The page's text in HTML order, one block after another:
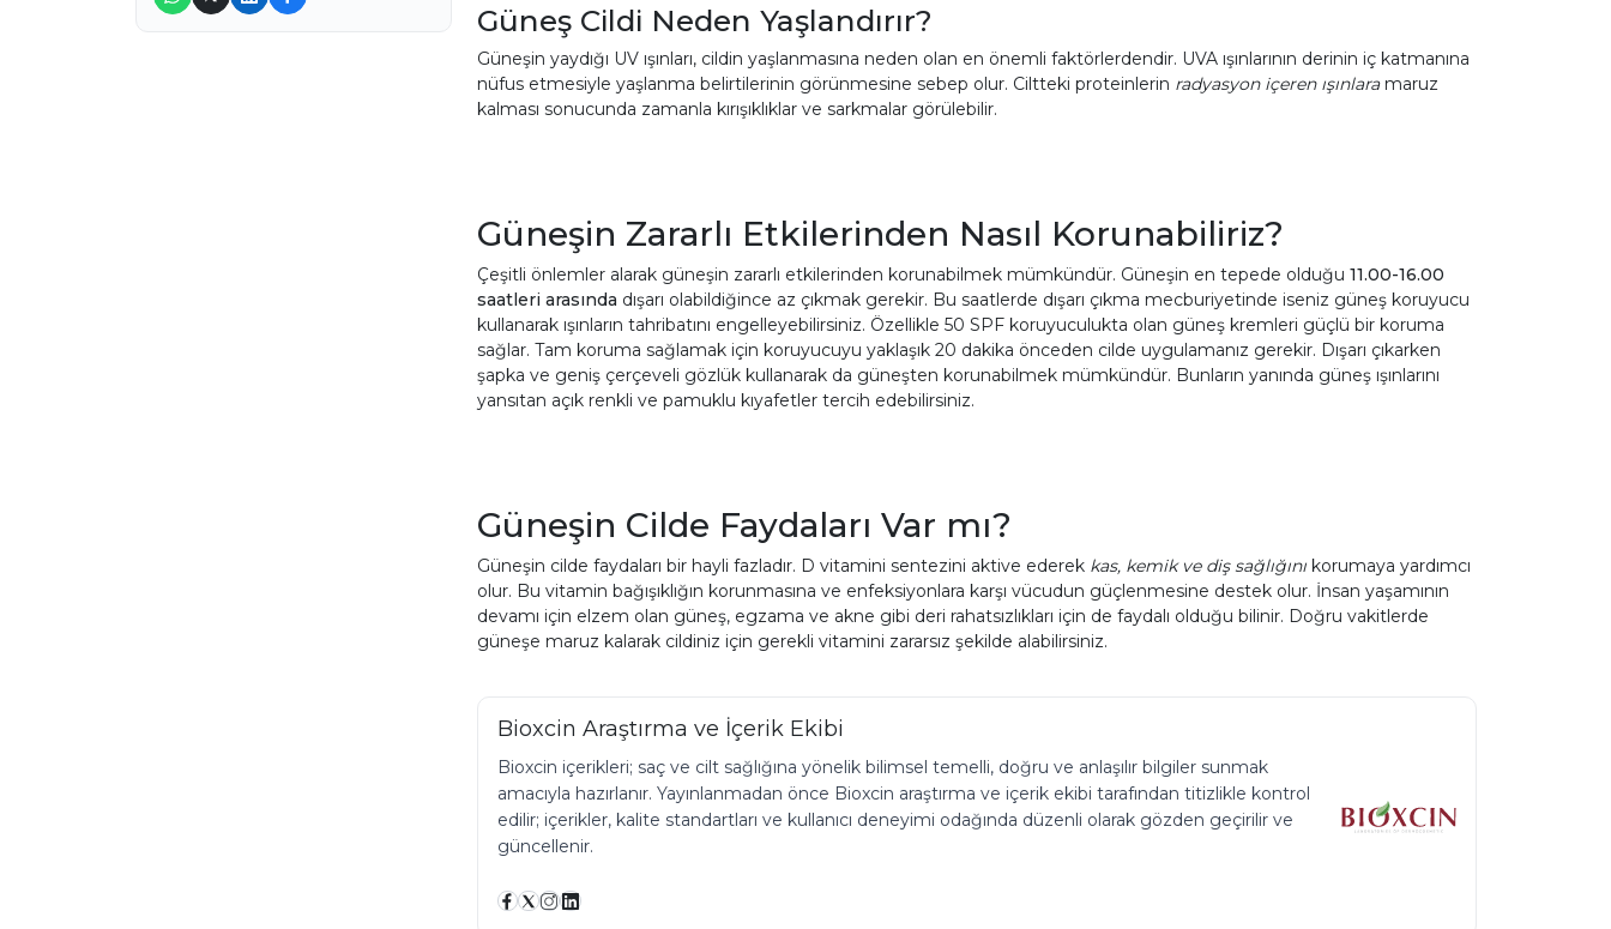
Güneş Cildi Neden Yaşlandırır?
Güneşin yaydığı UV ışınları, cildin yaşlanmasına neden olan en önemli faktörlerdendir. UVA ışınlarının derinin iç katmanına
nüfus etmesiyle yaşlanma belirtilerinin görünmesine sebep olur. Ciltteki proteinlerin radyasyon içeren ışınlaramaruz
kalması sonucunda zamanla kırışıklıklar ve sarkmalar görülebilir.
Güneşin Zararlı Etkilerinden Nasıl Korunabiliriz?
Çeşitli önlemler alarak güneşin zararlı etkilerinden korunabilmek mümkündür. Güneşin en tepede olduğu 11.00-16.00
saatleri arasında dışarı olabildiğince az çıkmak gerekir. Bu saatlerde dışarı çıkma mecburiyetinde iseniz güneş koruyucu
kullanarak ışınların tahribatını engelleyebilirsiniz. Özellikle 50 SPF koruyuculukta olan güneş kremleri güçlü bir koruma
sağlar. Tam koruma sağlamak için koruyucuyu yaklaşık 20 dakika önceden cilde uygulamanız gerekir. Dışarı çıkarken
şapka ve geniş çerçeveli gözlük kullanarak da güneşten korunabilmek mümkündür. Bunların yanında güneş ışınlarını
yansıtan açık renkli ve pamuklu kıyafetler tercih edebilirsiniz.
Güneşin Cilde Faydaları Var mı?
Güneşin cilde faydaları bir hayli fazladır. D vitamini sentezini aktive ederek kas, kemik ve diş sağlığınıkorumaya yardımcı
olur. Bu vitamin bağışıklığın korunmasına ve enfeksiyonlara karşı vücudun güçlenmesine destek olur. İnsan yaşamının
devamı için elzem olan güneş, egzama ve akne gibi deri rahatsızlıkları için de faydalı olduğu bilinir. Doğru vakitlerde
güneşe maruz kalarak cildiniz için gerekli vitamini zararsız şekilde alabilirsiniz.
Bioxcin Araştırma ve İçerik Ekibi
Bioxcin içerikleri; saç ve cilt sağlığına yönelik bilimsel temelli, doğru ve anlaşılır bilgiler sunmak
amacıyla hazırlanır. Yayınlanmadan önce Bioxcin araştırma ve içerik ekibi tarafından titizlikle kontrol
edilir; içerikler, kalite standartları ve kullanıcı deneyimi odağında düzenli olarak gözden geçirilir ve
güncellenir.